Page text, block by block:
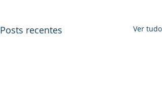
Posts recentes Ver tudo